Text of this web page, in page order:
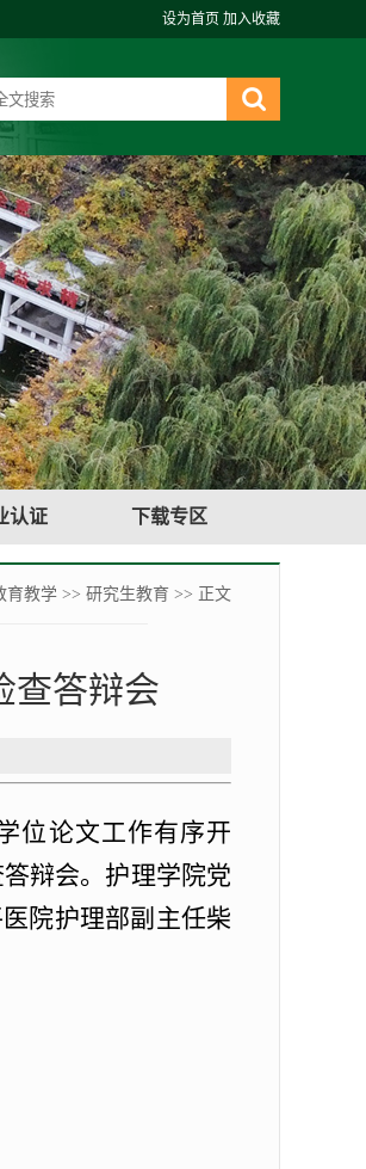
设为首页 加入收藏
认证 下载专区
育教学 >> 研究生教育 >> 正文
查答辩会
位论文工作有序开
辩会。护理学院党
院护理部副主任柴